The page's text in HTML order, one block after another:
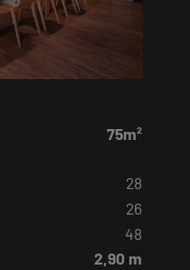
75m²
28
26
48
2,90 m